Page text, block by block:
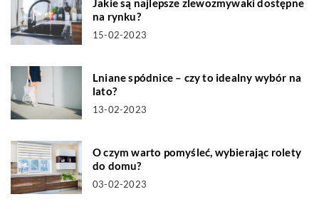
Jakie są najlepsze zlewozmywaki dostępne
na rynku?
15-02-2023
Lniane spódnice – czy to idealny wybór na
lato?
13-02-2023
O czym warto pomyśleć, wybierając rolety
do domu?
03-02-2023